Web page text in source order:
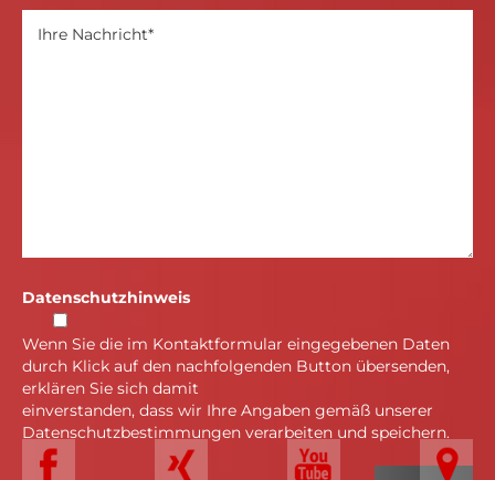
Datenschutzhinweis
Wenn Sie die im Kontaktformular eingegebenen Daten
durch Klick auf den nachfolgenden Button übersenden,
erklären Sie sich damit
einverstanden, dass wir Ihre Angaben gemäß unserer
Datenschutzbestimmungen verarbeiten und speichern.